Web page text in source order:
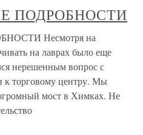
ПОДРОБНОСТИ
Несмотря на
на лаврах было еще
нерешенным вопрос с
к торговому центру. Мы
мост в Химках. Не